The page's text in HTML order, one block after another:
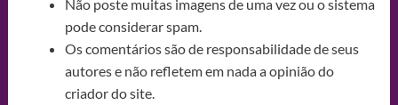
Não poste muitas imagens de uma vez ou o sistema
pode considerar spam.
Os comentários são de responsabilidade de seus
autores e não refletem em nada a opinião do
criador do site.